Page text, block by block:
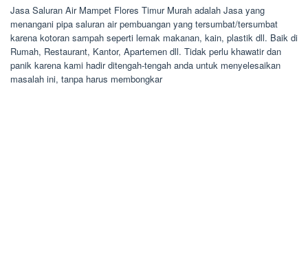
Jasa Saluran Air Mampet Flores Timur Murah adalah Jasa yang
menangani pipa saluran air pembuangan yang tersumbat/tersumbat
karena kotoran sampah seperti lemak makanan, kain, plastik dll. Baik di
Rumah, Restaurant, Kantor, Apartemen dll. Tidak perlu khawatir dan
panik karena kami hadir ditengah-tengah anda untuk menyelesaikan
masalah ini, tanpa harus membongkar